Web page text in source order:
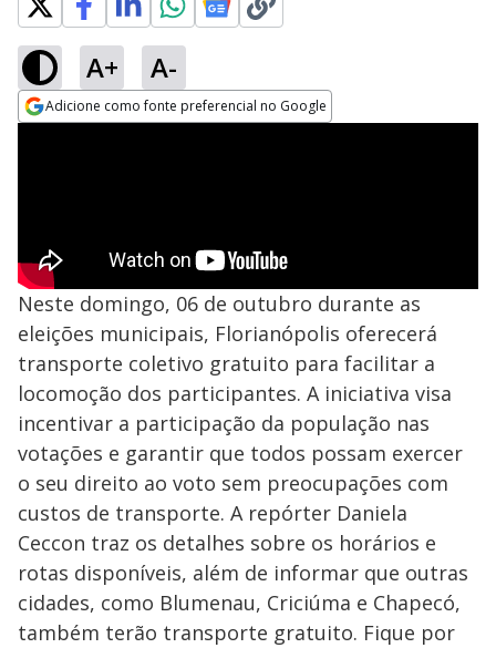
A+ A-
Adicione como fonte preferencial no Google
Neste domingo, 06 de outubro durante as
eleições municipais, Florianópolis oferecerá
transporte coletivo gratuito para facilitar a
locomoção dos participantes. A iniciativa visa
incentivar a participação da população nas
votações e garantir que todos possam exercer
o seu direito ao voto sem preocupações com
custos de transporte. A repórter Daniela
Ceccon traz os detalhes sobre os horários e
rotas disponíveis, além de informar que outras
cidades, como Blumenau, Criciúma e Chapecó,
também terão transporte gratuito. Fique por